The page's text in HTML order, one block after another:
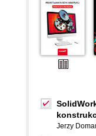
Jerzy